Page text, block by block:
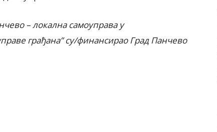
– локална самоуправа у
грађана” су/финансирао Град Панчево